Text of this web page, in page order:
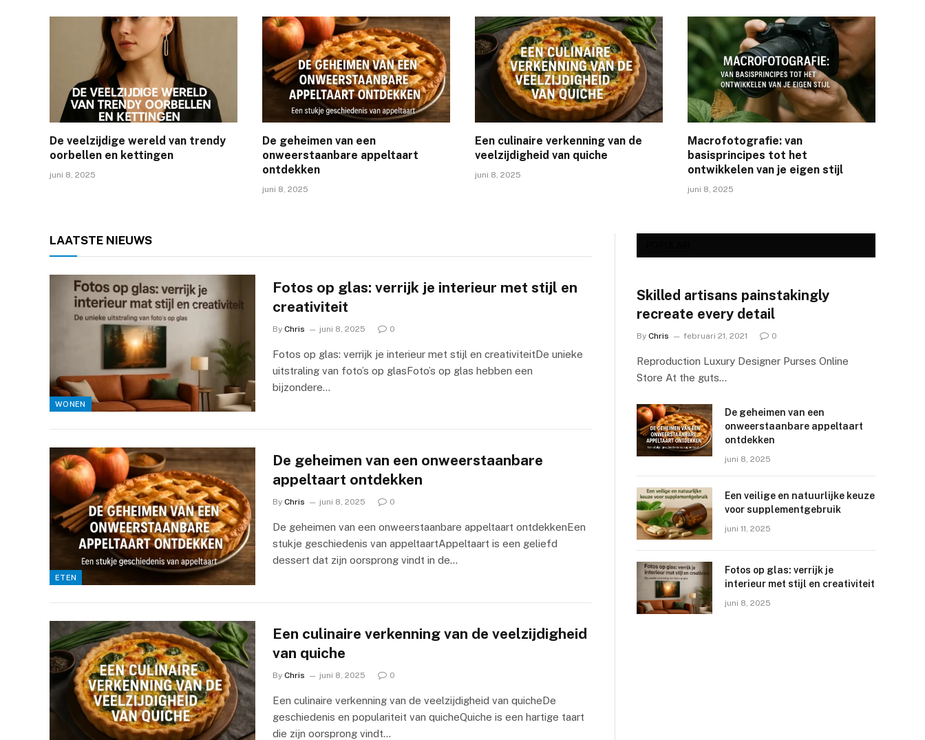
De veelzijdige wereld van trendy
oorbellen en kettingen
juni 8, 2025
De geheimen van een
onweerstaanbare appeltaart
ontdekken
juni 8, 2025
Een culinaire verkenning van de
veelzijdigheid van quiche
juni 8, 2025
Macrofotografie: van
basisprincipes tot het
ontwikkelen van je eigen stijl
juni 8, 2025
LAATSTE NIEUWS
WONEN
Fotos op glas: verrijk je interieur met stijl en
creativiteit
By Chris juni 8, 2025 0
Fotos op glas: verrijk je interieur met stijl en creativiteitDe unieke
uitstraling van foto’s op glasFoto’s op glas hebben een
bijzondere…
ETEN
De geheimen van een onweerstaanbare
appeltaart ontdekken
By Chris juni 8, 2025 0
De geheimen van een onweerstaanbare appeltaart ontdekkenEen
stukje geschiedenis van appeltaartAppeltaart is een geliefd
dessert dat zijn oorsprong vindt in de…
Een culinaire verkenning van de veelzijdigheid
van quiche
By Chris juni 8, 2025 0
Een culinaire verkenning van de veelzijdigheid van quicheDe
geschiedenis en populariteit van quicheQuiche is een hartige taart
die zijn oorsprong vindt…
Skilled artisans painstakingly
recreate every detail
By Chris februari 21, 2021 0
Reproduction Luxury Designer Purses Online
Store At the guts…
De geheimen van een
onweerstaanbare appeltaart
ontdekken
juni 8, 2025
Een veilige en natuurlijke keuze
voor supplementgebruik
juni 11, 2025
Fotos op glas: verrijk je
interieur met stijl en creativiteit
juni 8, 2025